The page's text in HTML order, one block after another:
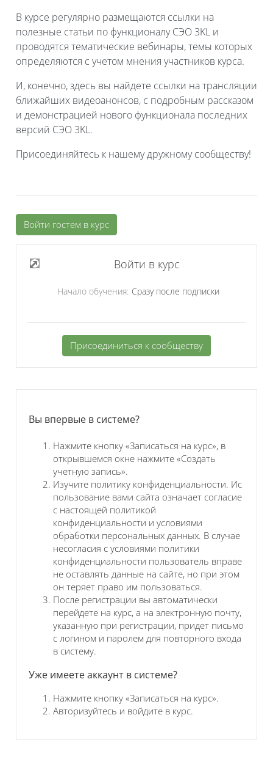
В курсе регулярно размещаются ссылки на
полезные статьи по функционалу СЭО 3KL и
проводятся тематические вебинары, темы которых
определяются с учетом мнения участников курса.
И, конечно, здесь вы найдете ссылки на трансляции
ближайших видеоанонсов, с подробным рассказом
и демонстрацией нового функционала последних
версий СЭО 3KL.
Присоединяйтесь к нашему дружному сообществу!
Войти гостем в курс
Войти в курс
Начало обучения: Сразу после подписки
Присоединиться к сообществу
Вы впервые в системе?
Нажмите кнопку «Записаться на курс», в
открывшемся окне нажмите «Создать
учетную запись».
Изучите политику конфиденциальности. Ис
пользование вами сайта означает согласие
с настоящей политикой
конфиденциальности и условиями
обработки персональных данных. В случае
несогласия с условиями политики
конфиденциальности пользователь вправе
не оставлять данные на сайте, но при этом
он теряет право им пользоваться.
После регистрации вы автоматически
перейдете на курс, а на электронную почту,
указанную при регистрации, придет письмо
с логином и паролем для повторного входа
в систему.
Уже имеете аккаунт в системе?
Нажмите кнопку «Записаться на курс».
Авторизуйтесь и войдите в курс.